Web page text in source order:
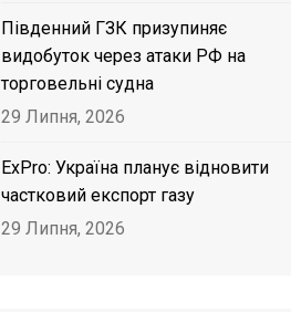
Південний ГЗК призупиняє
видобуток через атаки РФ на
торговельні судна
29 Липня, 2026
ExPro: Україна планує відновити
частковий експорт газу
29 Липня, 2026